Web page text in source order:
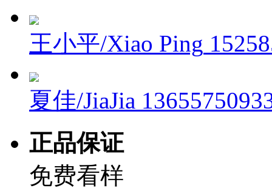
王小平/Xiao Ping
夏佳/JiaJia
正品保证
免费看样